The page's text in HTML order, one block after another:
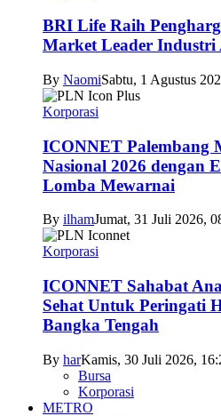
BRI Life Raih
Market Leader Industri
By NaomiSabtu, 1 Agustus
Korporasi
ICONNET Palembang
Nasional 2026 dengan
Lomba Mewarnai
By ilhamJumat, 31 Juli 2026,
Korporasi
ICONNET Sahabat
Sehat Untuk Peringati
Bangka Tengah
By harKamis, 30 Juli 2026,
Bursa
Korporasi
METRO